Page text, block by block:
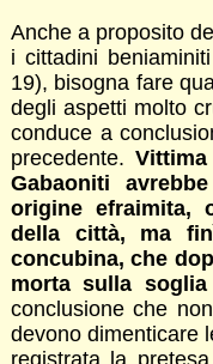
Anche a proposito
i cittadini
19), bisogna fare
degli aspetti molto
conduce a
precedente.
Gabaoniti
origine efraimita,
della città, ma
concubina, che
morta sulla
conclusione che
devono dimenticare
registrata la